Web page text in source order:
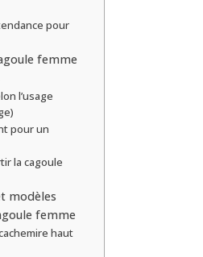
pour
femme
l’usage
pour un
la cagoule
modèles
femme
haut